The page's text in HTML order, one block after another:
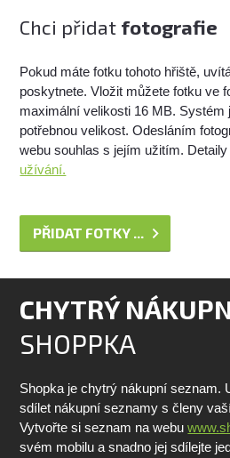
Chci přidat fotografie
Pokud máte fotku tohoto hřiště,
poskytnete. Vložit můžete fotku ve
maximální velikosti 16 MB. Systém
potřebnou velikost. Odesláním
webu souhlas s jejím užitím.
užívání.
PŘIDAT FOTKY ...
CHYTRÝ
SHOPPKA
Shopka je chytrý nákupní seznam.
sdílet nákupní seznamy s členy
Vytvořte si seznam na webu
svém mobilu a snadno jej sdílejte